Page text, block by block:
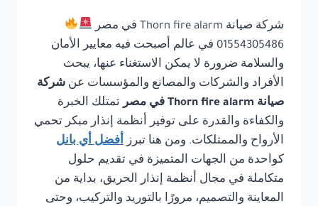
شركة صيانة Thorn fire alarm في مصر
01554305486 في عالم أصبحت فيه معايير الأمان
والسلامة ضرورة لا يمكن الاستغناء عنها، يبحث
الأفراد والشركات والمصانع والمؤسسات عن شركة
صيانة Thorn fire alarm في مصر
تمتلك الخبرة
والكفاءة والقدرة على توفير أنظمة إنذار مبكر تحمي
الأرواح والممتلكات. ومن هنا تبرز أفضل أي بانل
كواحدة من الجهات المتميزة في تقديم حلول
متكاملة في مجال أنظمة إنذار الحريق، بداية من
المعاينة والتصميم، مرورًا بالتوريد والتركيب، وحتى